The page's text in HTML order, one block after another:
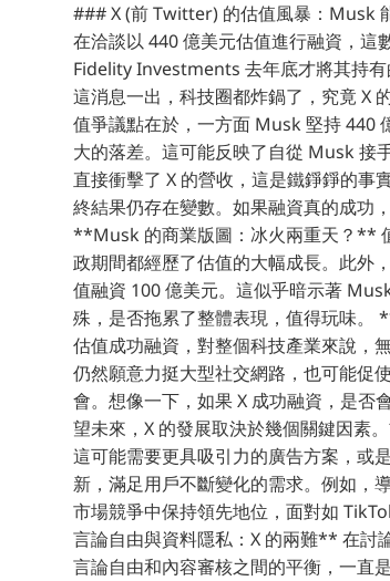
### X (前 Twitter) 的估值風暴：Musk
在洽談以 440 億美元估值進行融資，這
Fidelity Investments 去年底才將其持
這消息一出，科技圈都炸鍋了，究竟 X
值爭議點在於，一方面 Musk 堅持 440
大的落差。這可能反映了自從 Musk 接
直接衝擊了 X 的營收，這是鐵錚錚的事
終結果仍存在變數。如果融資真的成功
**Musk 的商業版圖：冰火兩重天？**
政期間都經歷了估值的大幅成長。此外
值融資 100 億美元。這似乎暗示著
殊，是否拖累了整體表現，值得玩味。
估值成功融資，對整個科技產業來說，
仍然願意力挺大型社交網路，也可能促
會。想像一下，如果 X 成功融資，是
望未來，X 的發展取決於幾個關鍵因素
這可能需要更具吸引力的廣告方案，或
新，滿足用戶不斷變化的需求。例如，
市場競爭中保持領先地位，面對如
言論自由與資料隱私：X 的兩難** 在討
言論自由和內容審核之間的平衡，一直